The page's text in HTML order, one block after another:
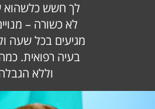
לך חשש כלשהוא
לא כשורה –
מגיעים בכל שעה
בעיה רפואית.
וללא